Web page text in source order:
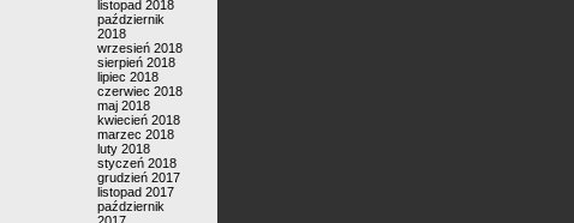
listopad 2018
październik
2018
wrzesień 2018
sierpień 2018
lipiec 2018
czerwiec 2018
maj 2018
kwiecień 2018
marzec 2018
luty 2018
styczeń 2018
grudzień 2017
listopad 2017
październik